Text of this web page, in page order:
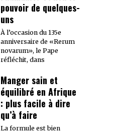
pouvoir de quelques-
uns
À l’occasion du 135e
anniversaire de «Rerum
novarum», le Pape
réfléchit, dans
Manger sain et
équilibré en Afrique
: plus facile à dire
qu’à faire
La formule est bien